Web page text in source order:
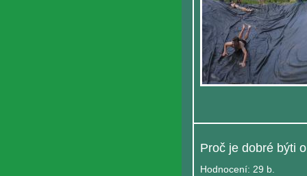
Hodnocení: 29 b.